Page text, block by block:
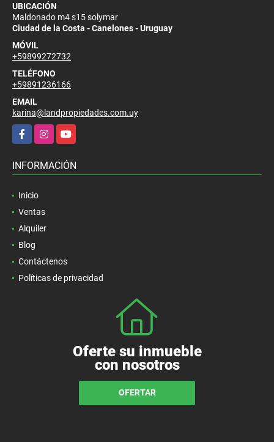
UBICACIÓN
Maldonado m4 s15 solymar
Ciudad de la Costa - Canelones - Uruguay
MÓVIL
+59899272732
TELÉFONO
+59891236166
EMAIL
karina@landpropiedades.com.uy
FacebookInstagramYouTube
INFORMACIÓN
Inicio
Ventas
Alquiler
Blog
Contáctenos
Políticas de privacidad
Oferte su inmueble
con nosotros
OFERTAR